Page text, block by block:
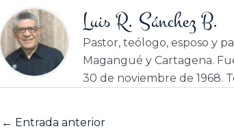
Luis R. Sánchez B.
Pastor, teólogo, esposo y
Magangué y Cartagena.
30 de noviembre de 1968.
← Entrada anterior